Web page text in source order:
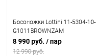
Босоножки Lottini 11-5304-10-
G1011BROWNZAM
8 990 руб. / пар
12 990 руб.